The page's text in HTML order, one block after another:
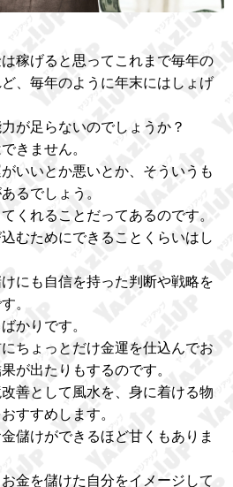
稼げると思ってこれまで毎年の
、毎年のように年末にはしょげ
が足らないのでしょうか？
きません。
いいとか悪いとか、そういうも
るでしょう。
くれることだってあるのです。
むためにできることくらいはし
にも自信を持った判断や戦略を
。
かりです。
ちょっとだけ金運を仕込んでお
が出たりもするのです。
善として風水を、身に着ける物
すすめします。
儲けができるほど甘くもありま
金を儲けた自分をイメージして